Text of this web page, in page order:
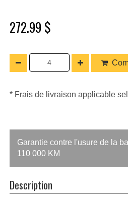
272.99 $
* Frais de livraison applicable
Garantie contre l'usure de la
110 000 KM
Description